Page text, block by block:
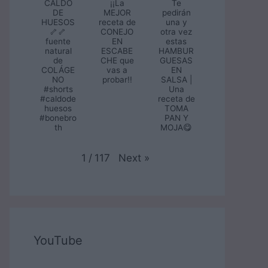
CALDO
DE
HUESOS
🦴🦴
fuente
natural
de
COLÁGE
NO
#shorts
#caldode
huesos
#bonebro
th
¡¡La
MEJOR
receta de
CONEJO
EN
ESCABE
CHE que
vas a
probar!!
Te
pedirán
una y
otra vez
estas
HAMBUR
GUESAS
EN
SALSA |
Una
receta de
TOMA
PAN Y
MOJA😋
1 / 117 Next »
YouTube